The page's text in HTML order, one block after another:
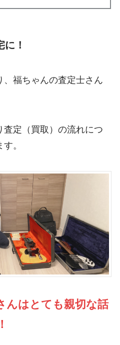
！
福ちゃんの査定士さん
定（買取）の流れにつ
。
んはとても親切な話